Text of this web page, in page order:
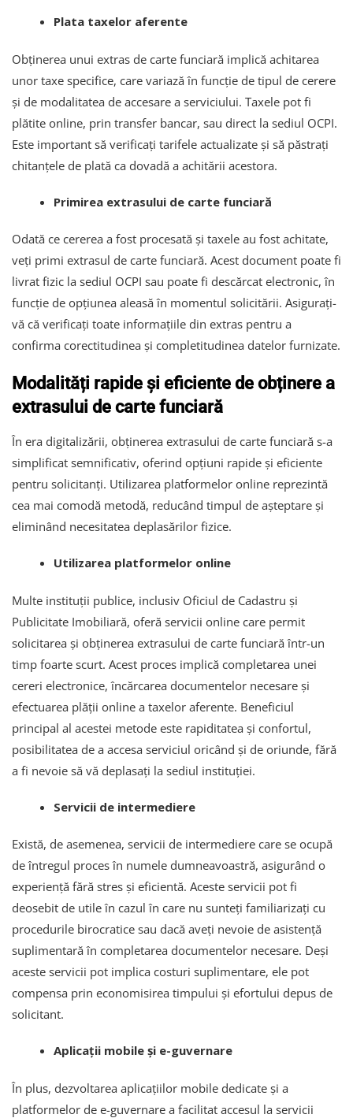
Plata taxelor aferente
Obținerea unui extras de carte funciară implică achitarea
unor taxe specifice, care variază în funcție de tipul de cerere
și de modalitatea de accesare a serviciului. Taxele pot fi
plătite online, prin transfer bancar, sau direct la sediul OCPI.
Este important să verificați tarifele actualizate și să păstrați
chitanțele de plată ca dovadă a achitării acestora.
Primirea extrasului de carte funciară
Odată ce cererea a fost procesată și taxele au fost achitate,
veți primi extrasul de carte funciară. Acest document poate fi
livrat fizic la sediul OCPI sau poate fi descărcat electronic, în
funcție de opțiunea aleasă în momentul solicitării. Asigurați-
vă că verificați toate informațiile din extras pentru a
confirma corectitudinea și completitudinea datelor furnizate.
Modalități rapide și eficiente de obținere a
extrasului de carte funciară
În era digitalizării, obținerea extrasului de carte funciară s-a
simplificat semnificativ, oferind opțiuni rapide și eficiente
pentru solicitanți. Utilizarea platformelor online reprezintă
cea mai comodă metodă, reducând timpul de așteptare și
eliminând necesitatea deplasărilor fizice.
Utilizarea platformelor online
Multe instituții publice, inclusiv Oficiul de Cadastru și
Publicitate Imobiliară, oferă servicii online care permit
solicitarea și obținerea extrasului de carte funciară într-un
timp foarte scurt. Acest proces implică completarea unei
cereri electronice, încărcarea documentelor necesare și
efectuarea plății online a taxelor aferente. Beneficiul
principal al acestei metode este rapiditatea și confortul,
posibilitatea de a accesa serviciul oricând și de oriunde, fără
a fi nevoie să vă deplasați la sediul instituției.
Servicii de intermediere
Există, de asemenea, servicii de intermediere care se ocupă
de întregul proces în numele dumneavoastră, asigurând o
experiență fără stres și eficientă. Aceste servicii pot fi
deosebit de utile în cazul în care nu sunteți familiarizați cu
procedurile birocratice sau dacă aveți nevoie de asistență
suplimentară în completarea documentelor necesare. Deși
aceste servicii pot implica costuri suplimentare, ele pot
compensa prin economisirea timpului și efortului depus de
solicitant.
Aplicații mobile și e-guvernare
În plus, dezvoltarea aplicațiilor mobile dedicate și a
platformelor de e-guvernare a facilitat accesul la servicii